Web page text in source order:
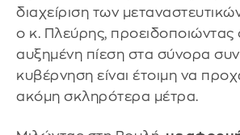
διαχείριση των
ο κ. Πλεύρης, προειδοποιώντας
αυξημένη πίεση στα σύνορα
κυβέρνηση είναι έτοιμη να
ακόμη σκληρότερα μέτρα.